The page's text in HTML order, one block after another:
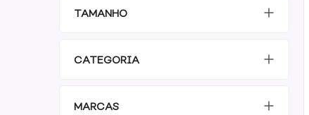
TAMANHO
CATEGORIA
MARCAS